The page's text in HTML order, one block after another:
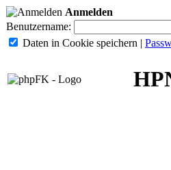
Anmelden
Benutzername:
Daten in Cookie speichern |